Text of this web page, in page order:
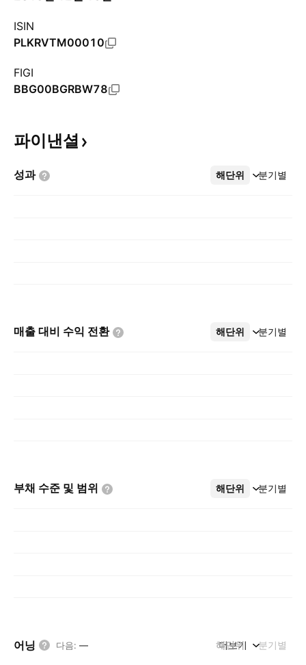
ISIN
PLKRVTM00010
FIGI
BBG00BGRBW78
파이낸셜
성과 해단위 분기별
더보기
매출 대비 수익 전환 해단위 분기별
더보기
부채 수준 및 범위 해단위 분기별
더보기
어닝 다음: — 해단위 분기별
더보기